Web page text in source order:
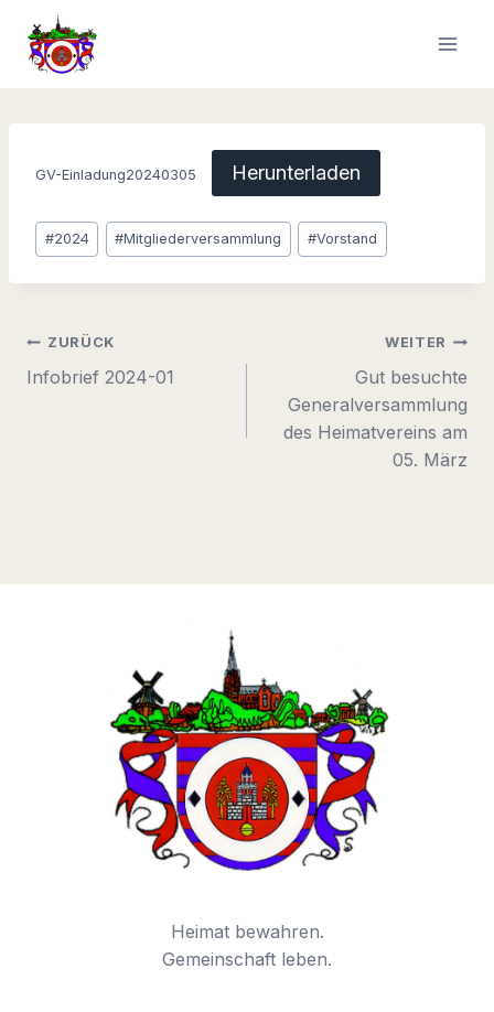
Inhalt
springen
GV-Einladung20240305 Herunterladen
Schlagworte:
#2024 #Mitgliederversammlung #Vorstand
Beitragsnavigation
ZURÜCK
Infobrief 2024-01
WEITER
Gut besuchte
Generalversammlung
des Heimatvereins am
05. März
Heimat bewahren.
Gemeinschaft leben.